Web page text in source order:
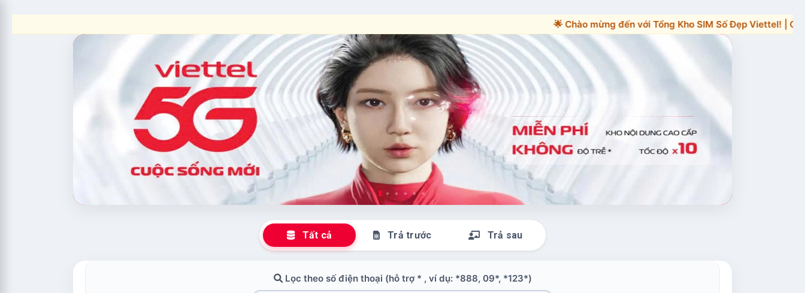
🌟 Chào mừng đến với Tổng Kho SIM Số Đẹp Viettel! | Gọi ngay
Tất cả Trả trước Trả sau
Lọc theo số điện thoại (hỗ trợ * , ví dụ: *888, 09*, *123*)